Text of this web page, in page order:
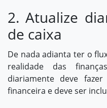
2. Atualize
de caixa
De nada adianta ter o
realidade das
diariamente deve
financeira e deve ser